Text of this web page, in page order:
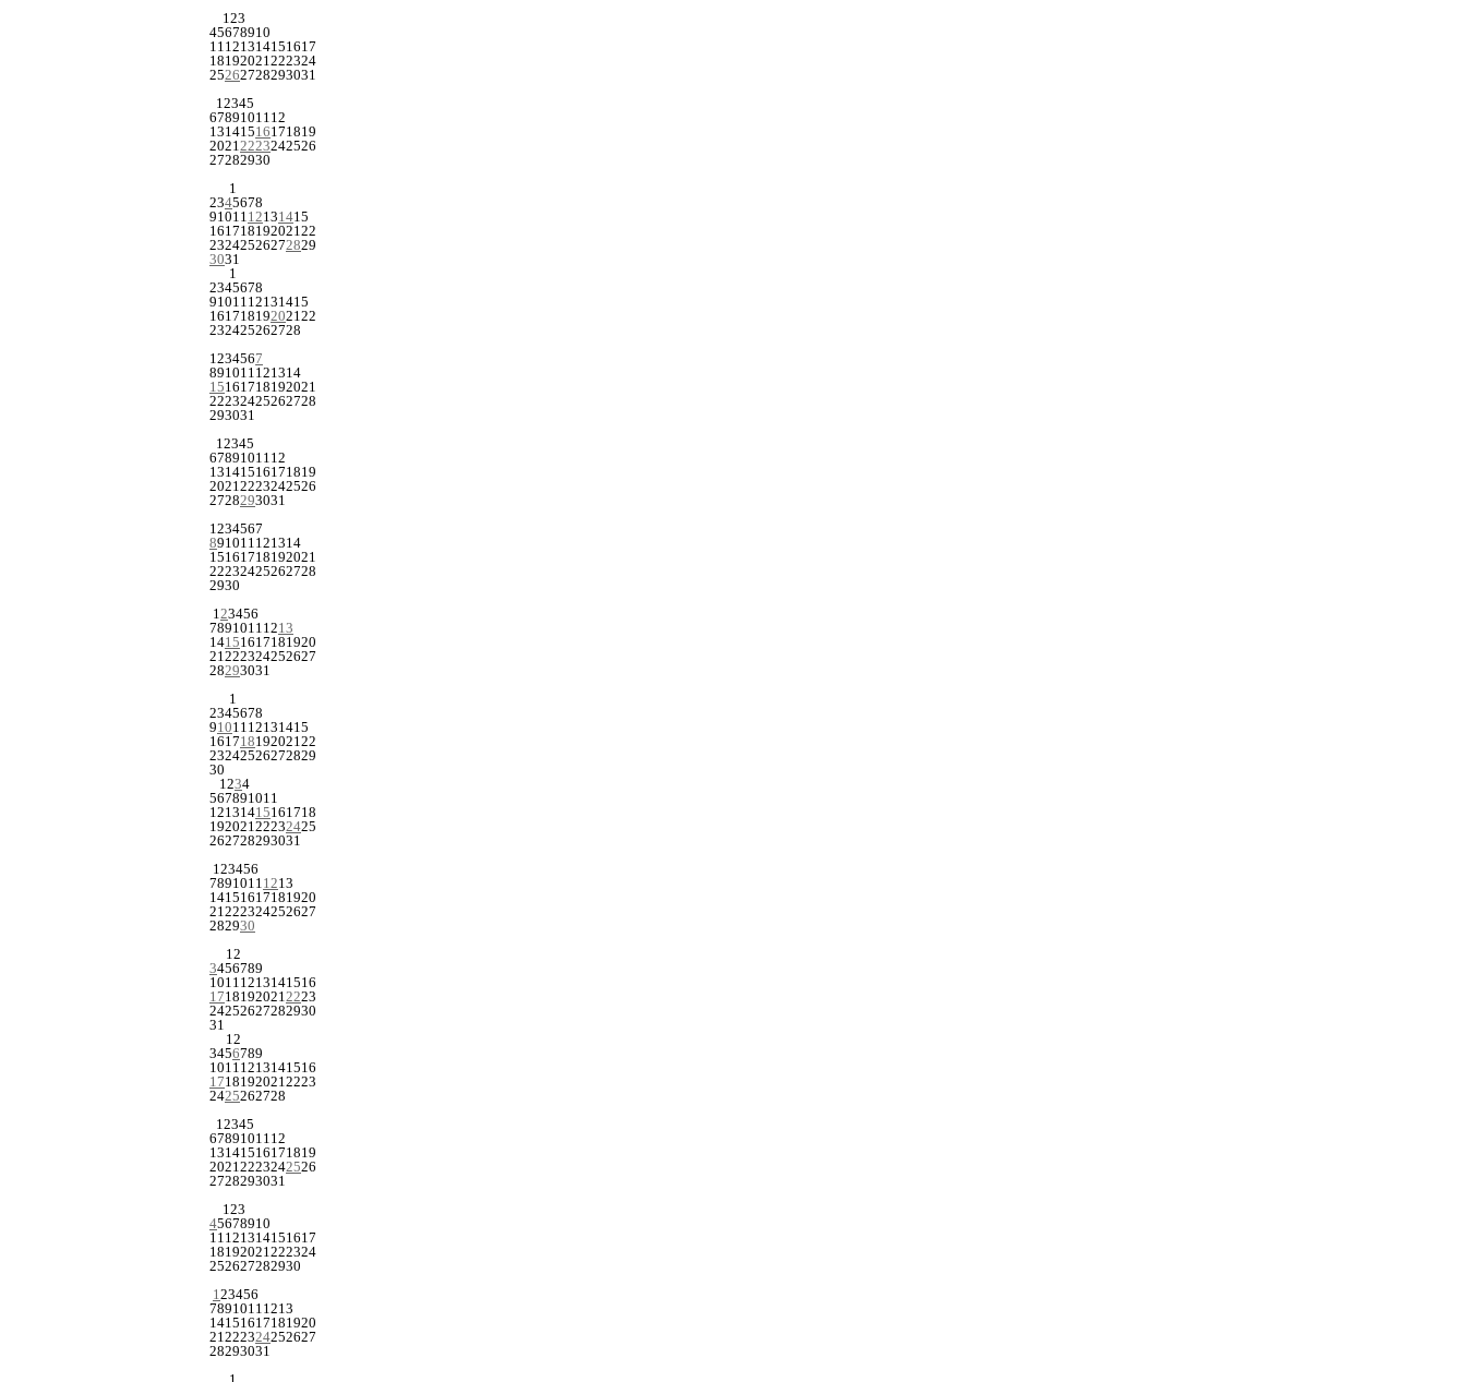
123
45678910
11121314151617
18192021222324
25262728293031
12345
6789101112
13141516171819
20212223242526
27282930
1
2345678
9101112131415
16171819202122
23242526272829
3031
1
2345678
9101112131415
16171819202122
232425262728
1234567
891011121314
15161718192021
22232425262728
293031
12345
6789101112
13141516171819
20212223242526
2728293031
1234567
891011121314
15161718192021
22232425262728
2930
123456
78910111213
14151617181920
21222324252627
28293031
1
2345678
9101112131415
16171819202122
23242526272829
30
1234
567891011
12131415161718
19202122232425
262728293031
123456
78910111213
14151617181920
21222324252627
282930
12
3456789
10111213141516
17181920212223
24252627282930
31
12
3456789
10111213141516
17181920212223
2425262728
12345
6789101112
13141516171819
20212223242526
2728293031
123
45678910
11121314151617
18192021222324
252627282930
123456
78910111213
14151617181920
21222324252627
28293031